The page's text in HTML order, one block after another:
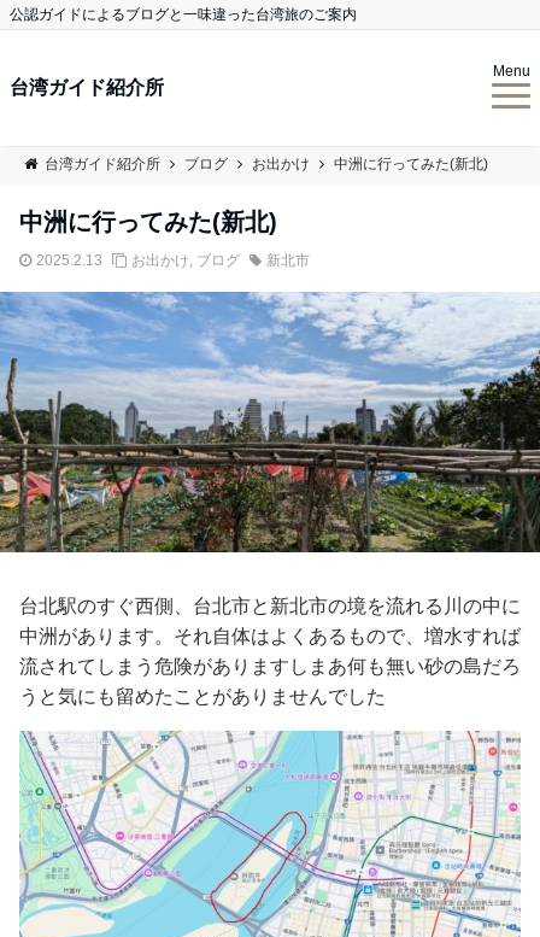
公認ガイドによるブログと一味違った台湾旅のご案内
台湾ガイド紹介所
Menu
台湾ガイド紹介所 ブログ お出かけ 中洲に行ってみた(新北)
中洲に行ってみた(新北)
2025.2.13 お出かけ, ブログ 新北市
台北駅のすぐ西側、台北市と新北市の境を流れる川の中に
中洲があります。それ自体はよくあるもので、増水すれば
流されてしまう危険がありますしまあ何も無い砂の島だろ
うと気にも留めたことがありませんでした